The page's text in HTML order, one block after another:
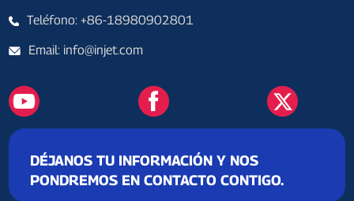
Teléfono: +86-18980902801
Email: info@injet.com
DÉJANOS TU INFORMACIÓN Y NOS
PONDREMOS EN CONTACTO CONTIGO.